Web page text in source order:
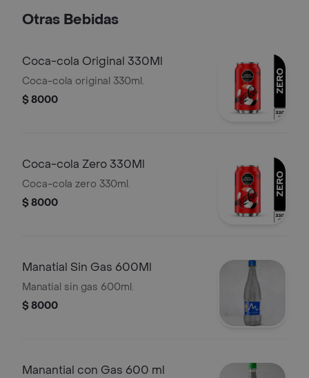
Otras Bebidas
Coca-cola Original 330Ml
Coca-cola original 330ml.
$ 8000
Coca-cola Zero 330Ml
Coca-cola zero 330ml.
$ 8000
Manatial Sin Gas 600Ml
Manatial sin gas 600ml.
$ 8000
Manantial con Gas 600 ml